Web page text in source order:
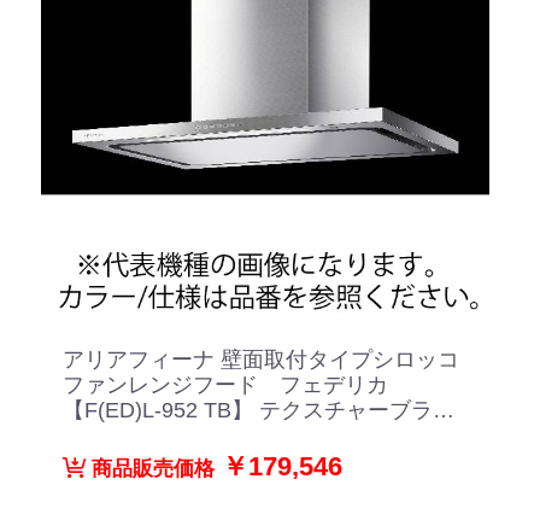
アリアフィーナ 壁面取付タイプシロッコ
ファンレンジフード フェデリカ
【F(ED)L-952 TB】 テクスチャーブラウ
商品販売価格￥179,546